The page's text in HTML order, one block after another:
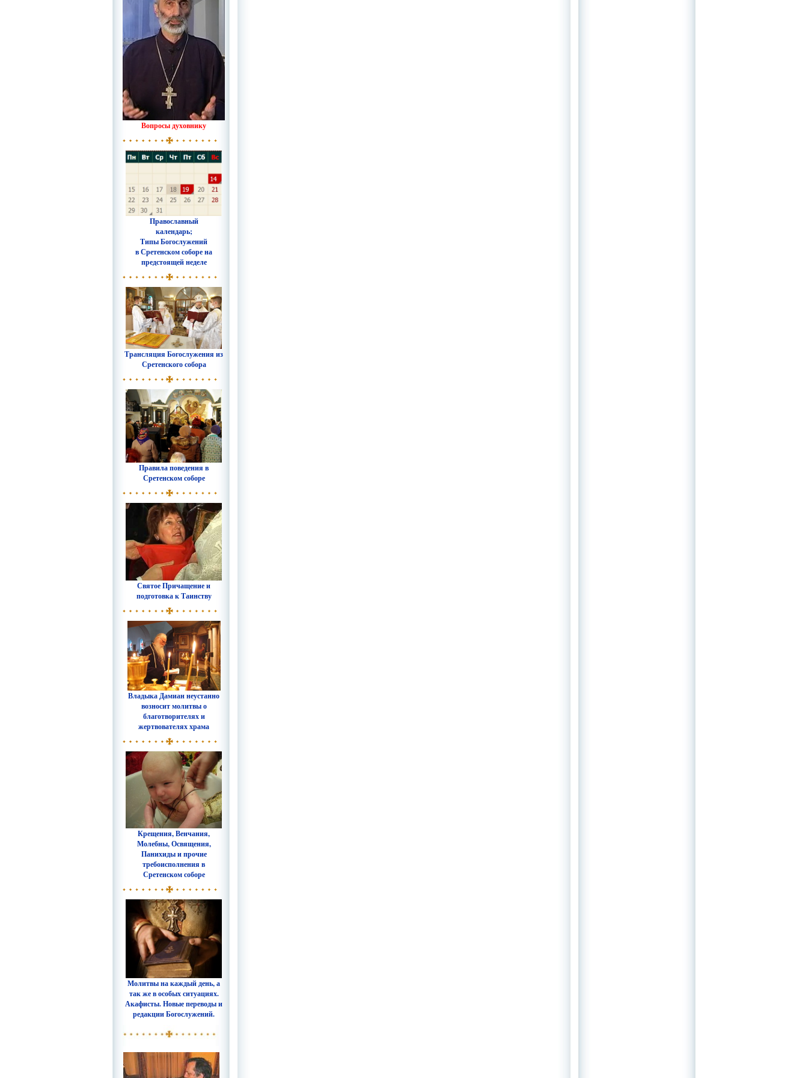
Вопросы духовнику
Православный
календарь;
Типы Богослужений
в Сретенском соборе на
предстоящей неделе
Трансляция Богослужения из
Сретенского собора
Правила поведения в
Сретенском соборе
Святое Причащение и
подготовка к Таинству
Владыка Дамиан неустанно
возносит молитвы о
благотворителях и
жертвователях храма
Крещения, Венчания,
Молебны, Освящения,
Панихиды и прочие
требоисполнения в
Сретенском соборе
Молитвы на каждый день, а
так же в особых ситуациях.
Акафисты. Новые переводы и
редакции Богослужений.